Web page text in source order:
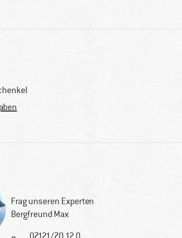
Frag unseren Experten
Bergfreund Max